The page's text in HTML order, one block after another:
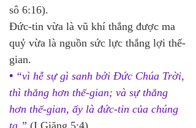
sô 6:16).
Ðức-tin vừa là vũ khí thắng được ma
quỷ vừa là nguồn sức lực thắng lợi thế-
gian.
• “vì hễ sự gì sanh bởi Đức Chúa Trời,
thì thắng hơn thế-gian; và sự thắng
hơn thế-gian, ấy là đức-tin của chúng
ta.” (I Giăng 5:4).